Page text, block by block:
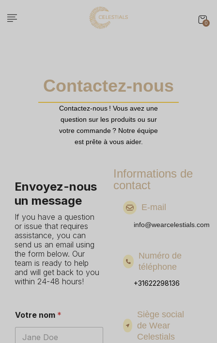
0
Contactez-nous
Contactez-nous ! Vous avez une
question sur les produits ou sur
votre commande ? Notre équipe
est prête à vous aider.
Envoyez-nous
un message
If you have a question
or issue that requires
assistance, you can
send us an email using
the form below. Our
team is ready to help
and will get back to you
within 24-48 hours!
Votre nom *
Informations de
contact
E-mail
info@wearcelestials.com
Numéro de
téléphone
+31622298136
Siège social
de Wear
Celestials